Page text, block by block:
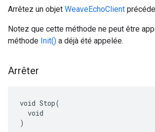
Arrêtez un objet WeaveEchoClient
Notez que cette méthode ne peut être
méthode Init() a déjà été appelée.
Arrêter
void Stop(
  void
)